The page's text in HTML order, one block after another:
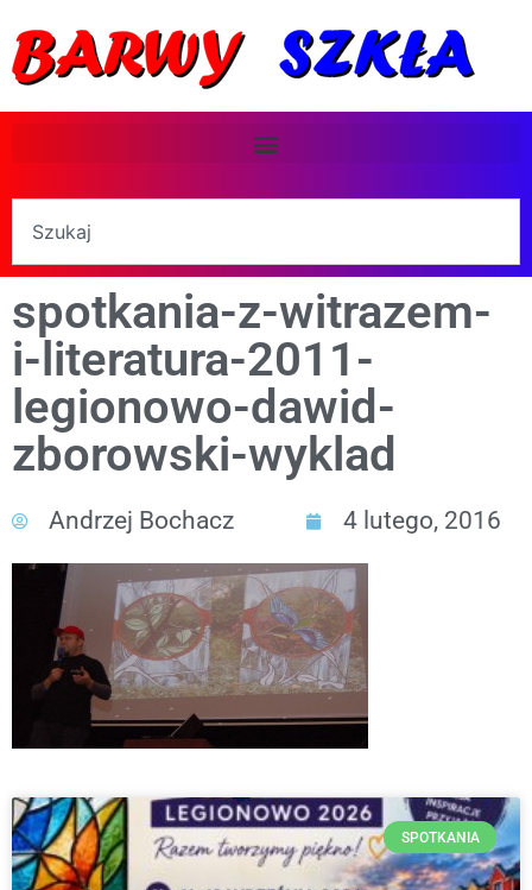
spotkania-z-witrazem-
i-literatura-2011-
legionowo-dawid-
zborowski-wyklad
Andrzej Bochacz 4 lutego, 2016
SPOTKANIA